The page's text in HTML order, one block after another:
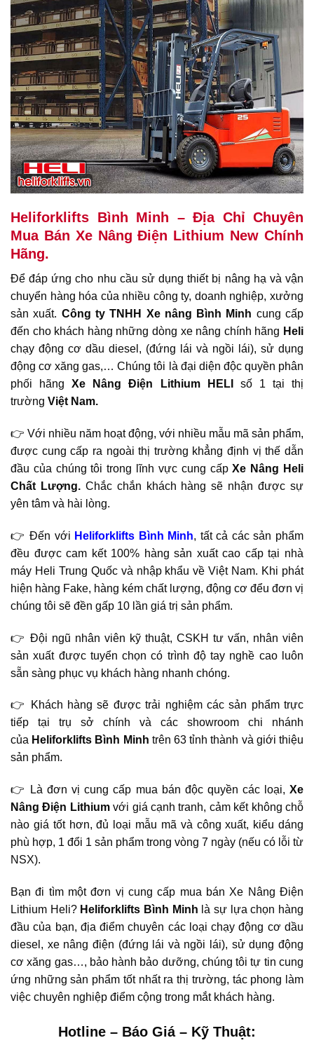
Heliforklifts Bình Minh – Địa Chỉ Chuyên
Mua Bán Xe Nâng Điện Lithium New Chính
Hãng.
Để đáp ứng cho nhu cầu sử dụng thiết bị nâng hạ và vận
chuyển hàng hóa của nhiều công ty, doanh nghiệp, xưởng
sản xuất. Công ty TNHH Xe nâng Bình Minh cung cấp
đến cho khách hàng những dòng xe nâng chính hãng Heli
chạy động cơ dầu diesel, (đứng lái và ngồi lái), sử dụng
động cơ xăng gas,… Chúng tôi là đại diện độc quyền phân
phối hãngXe Nâng Điện Lithium HELI số 1 tại thị
trường Việt Nam.
👉 Với nhiều năm hoạt động, với nhiều mẫu mã sản phẩm,
được cung cấp ra ngoài thị trường khẳng định vị thế dẫn
đầu của chúng tôi trong lĩnh vực cung cấpXe Nâng Heli
Chất Lượng.Chắc chắn khách hàng sẽ nhận được sự
yên tâm và hài lòng.
👉 Đến với Heliforklifts Bình Minh, tất cả các sản phẩm
đều được cam kết 100% hàng sản xuất cao cấp tại nhà
máy Heli Trung Quốc và nhập khẩu về Việt Nam. Khi phát
hiện hàng Fake, hàng kém chất lượng, động cơ đểu đơn vị
chúng tôi sẽ đền gấp 10 lần giá trị sản phẩm.
👉 Đội ngũ nhân viên kỹ thuật, CSKH tư vấn, nhân viên
sản xuất được tuyển chọn có trình độ tay nghề cao luôn
sẵn sàng phục vụ khách hàng nhanh chóng.
👉 Khách hàng sẽ được trải nghiệm các sản phẩm trực
tiếp tại trụ sở chính và các showroom chi nhánh
của Heliforklifts Bình Minh trên 63 tỉnh thành và giới thiệu
sản phẩm.
👉 Là đơn vị cung cấp mua bán độc quyền các loại, Xe
Nâng Điện Lithiumvới giá cạnh tranh, cảm kết không chỗ
nào giá tốt hơn, đủ loại mẫu mã và công xuất, kiểu dáng
phù hợp, 1 đổi 1 sản phẩm trong vòng 7 ngày (nếu có lỗi từ
NSX).
Bạn đi tìm một đơn vị cung cấp mua bán Xe Nâng Điện
Lithium Heli? Heliforklifts Bình Minh là sự lựa chọn hàng
đầu của bạn, địa điểm chuyên các loại chạy động cơ dầu
diesel, xe nâng điện (đứng lái và ngồi lái), sử dụng động
cơ xăng gas…, bảo hành bảo dưỡng, chúng tôi tự tin cung
ứng những sản phẩm tốt nhất ra thị trường, tác phong làm
việc chuyên nghiệp điểm cộng trong mắt khách hàng.
Hotline – Báo Giá – Kỹ Thuật: